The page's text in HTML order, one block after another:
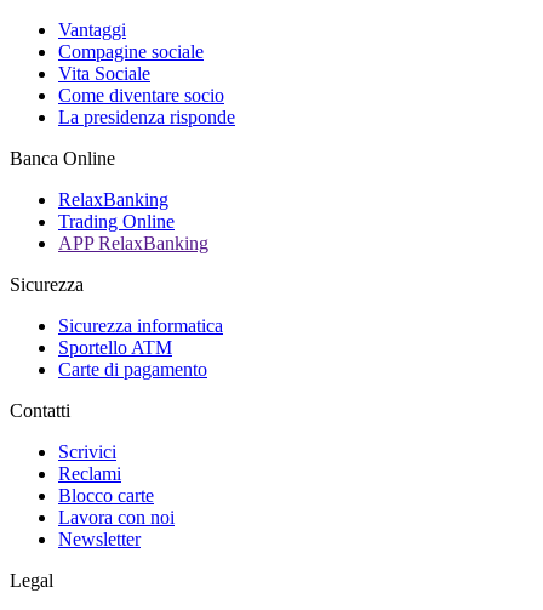
Vantaggi
Compagine sociale
Vita Sociale
Come diventare socio
La presidenza risponde
Banca Online
RelaxBanking
Trading Online
APP RelaxBanking
Sicurezza
Sicurezza informatica
Sportello ATM
Carte di pagamento
Contatti
Scrivici
Reclami
Blocco carte
Lavora con noi
Newsletter
Legal